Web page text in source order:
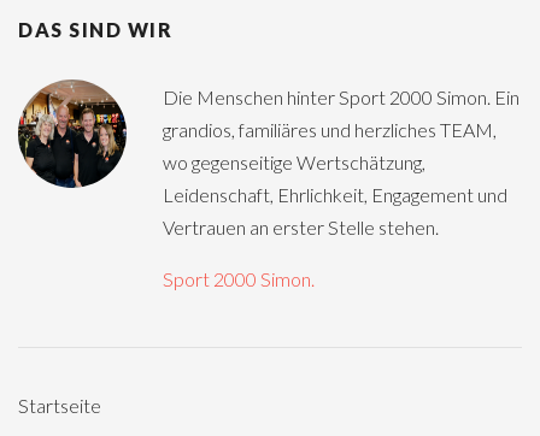
DAS SIND WIR
Die Menschen hinter Sport 2000 Simon. Ein
grandios, familiäres und herzliches TEAM,
wo gegenseitige Wertschätzung,
Leidenschaft, Ehrlichkeit, Engagement und
Vertrauen an erster Stelle stehen.
Sport 2000 Simon.
Startseite